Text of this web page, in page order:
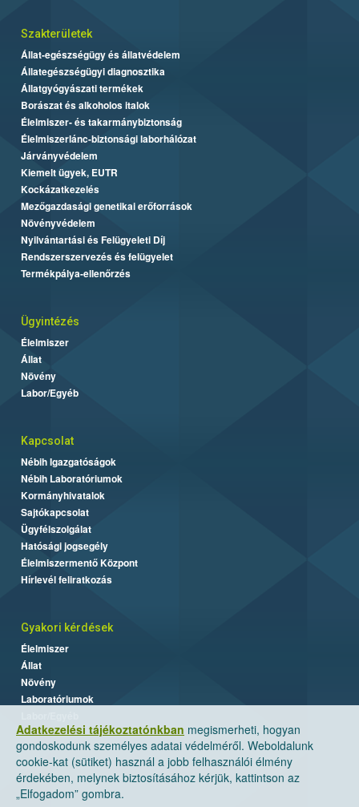
Adatkezelési tájékoztatónkban megismerheti, hogyan
gondoskodunk személyes adatai védelméről. Weboldalunk
cookie-kat (sütiket) használ a jobb felhasználói élmény
érdekében, melynek biztosításához kérjük, kattintson az
„Elfogadom” gombra.
Szakterületek
Állat-egészségügy és állatvédelem
Állategészségügyi diagnosztika
Állatgyógyászati termékek
Borászat és alkoholos italok
Élelmiszer- és takarmánybiztonság
Élelmiszerlánc-biztonsági laborhálózat
Járványvédelem
Kiemelt ügyek, EUTR
Kockázatkezelés
Mezőgazdasági genetikai erőforrások
Növényvédelem
Nyilvántartási és Felügyeleti Díj
Rendszerszervezés és felügyelet
Termékpálya-ellenőrzés
Ügyintézés
Élelmiszer
Állat
Növény
Labor/Egyéb
Kapcsolat
Nébih Igazgatóságok
Nébih Laboratóriumok
Kormányhivatalok
Sajtókapcsolat
Ügyfélszolgálat
Hatósági jogsegély
Élelmiszermentő Központ
Hírlevél feliratkozás
Gyakori kérdések
Élelmiszer
Állat
Növény
Laboratóriumok